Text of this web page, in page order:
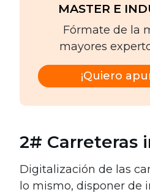
MASTER E
Fórmate de la
mayores
¡Quiero
2# Carreteras
Digitalización de las
lo mismo, disponer de